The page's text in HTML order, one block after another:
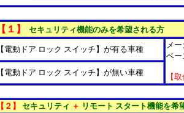
【１】
セキュリティ機能のみを希望される方
【電動ドア ロック スイッチ】が有る車種
メ
ベー
【
【電動ドア ロック スイッチ】が無い車種
【２】 セキュリティ ＋ リモート スタート機能を希